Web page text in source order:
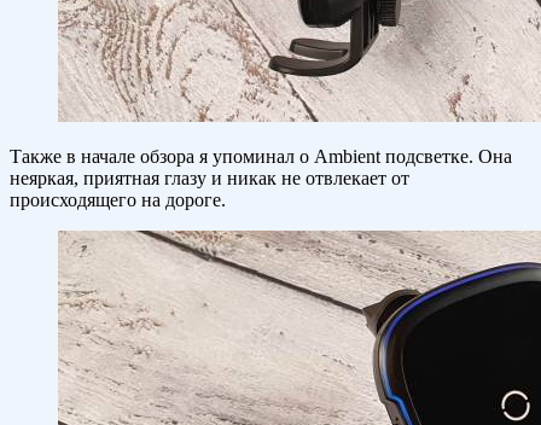
Также в начале обзора я упоминал о Ambient подсветке. Она
неяркая, приятная глазу и никак не отвлекает от
происходящего на дороге.